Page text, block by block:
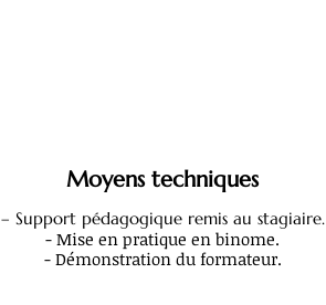
Moyens techniques
– Support pédagogique remis au stagiaire.
- Mise en pratique en binome.
- Démonstration du formateur.